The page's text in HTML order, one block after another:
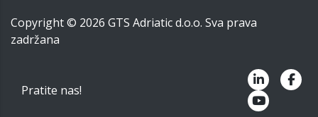
Copyright © 2026 GTS Adriatic d.o.o. Sva prava
zadržana
Pratite nas!